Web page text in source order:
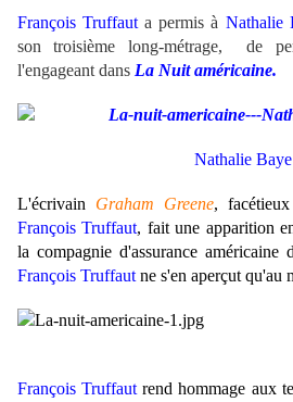
François Truffaut a permis à Nathalie
son troisième long-métrage, de
l'engageant dans La Nuit américaine.
Nathalie Baye
L'écrivain Graham Greene,
François Truffaut, fait une apparition
la compagnie d'assurance
François Truffaut ne s'en aperçut qu'au
François Truffautrend hommage aux